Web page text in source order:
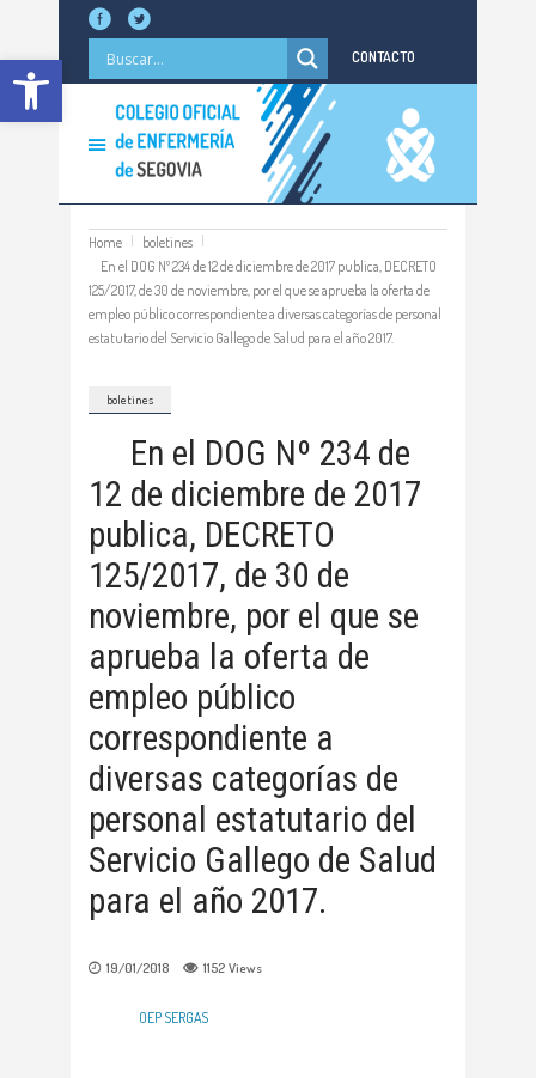
Abrir barra de herramientas CONTACTO
Home
boletines
En el DOG Nº 234 de 12 de diciembre de 2017 publica, DECRETO
125/2017, de 30 de noviembre, por el que se aprueba la oferta de
empleo público correspondiente a diversas categorías de personal
estatutario del Servicio Gallego de Salud para el año 2017.
boletines
En el DOG Nº 234 de
12 de diciembre de 2017
publica, DECRETO
125/2017, de 30 de
noviembre, por el que se
aprueba la oferta de
empleo público
correspondiente a
diversas categorías de
personal estatutario del
Servicio Gallego de Salud
para el año 2017.
19/01/2018 1152 Views
OEP SERGAS